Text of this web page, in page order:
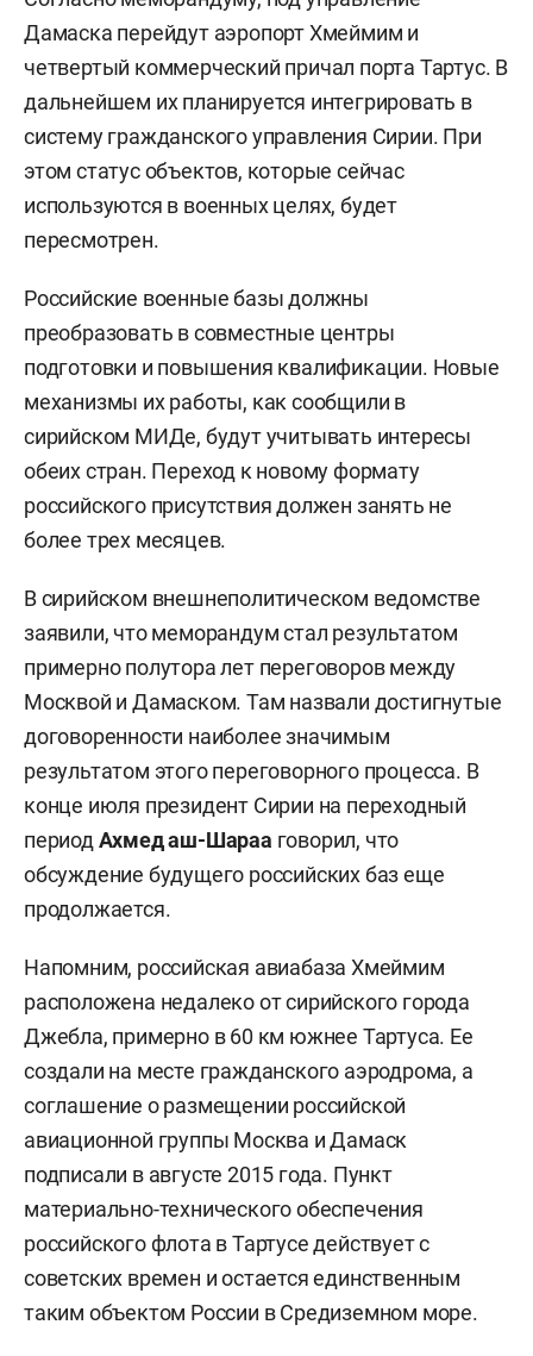
Дамаска перейдут аэропорт Хмеймим и
четвертый коммерческий причал порта Тартус. В
дальнейшем их планируется интегрировать в
систему гражданского управления Сирии. При
этом статус объектов, которые сейчас
используются в военных целях, будет
пересмотрен.
Российские военные базы должны
преобразовать в совместные центры
подготовки и повышения квалификации. Новые
механизмы их работы, как сообщили в
сирийском МИДе, будут учитывать интересы
обеих стран. Переход к новому формату
российского присутствия должен занять не
более трех месяцев.
В сирийском внешнеполитическом ведомстве
заявили, что меморандум стал результатом
примерно полутора лет переговоров между
Москвой и Дамаском. Там назвали достигнутые
договоренности наиболее значимым
результатом этого переговорного процесса. В
конце июля президент Сирии на переходный
периодАхмед аш-Шараа говорил, что
обсуждение будущего российских баз еще
продолжается.
Напомним, российская авиабаза Хмеймим
расположена недалеко от сирийского города
Джебла, примерно в 60 км южнее Тартуса. Ее
создали на месте гражданского аэродрома, а
соглашение о размещении российской
авиационной группы Москва и Дамаск
подписали в августе 2015 года. Пункт
материально-технического обеспечения
российского флота в Тартусе действует с
советских времен и остается единственным
таким объектом России в Средиземном море.